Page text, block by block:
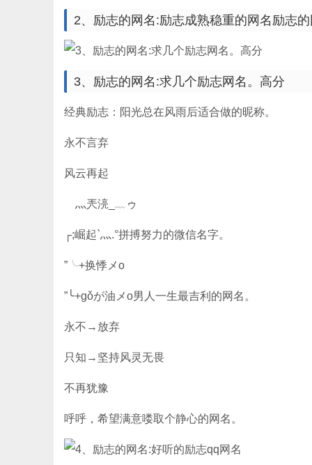
2、励志的网名:励志成熟稳重的网名励志
3、励志的网名:求几个励志网名。高分
经典励志：阳光总在风雨后适合做的昵称。
永不言弃
风云再起
ゞ灬兲湸_﹏ゥ
┌;崛起`灬.°拼搏努力的微信名字。
”╰+换悸メo
”╰+gǒが油メo男人一生最吉利的网名。
永不→放弃
只知→坚持风灵无畏
不再犹豫
呼呼，希望满意喽取个静心的网名。